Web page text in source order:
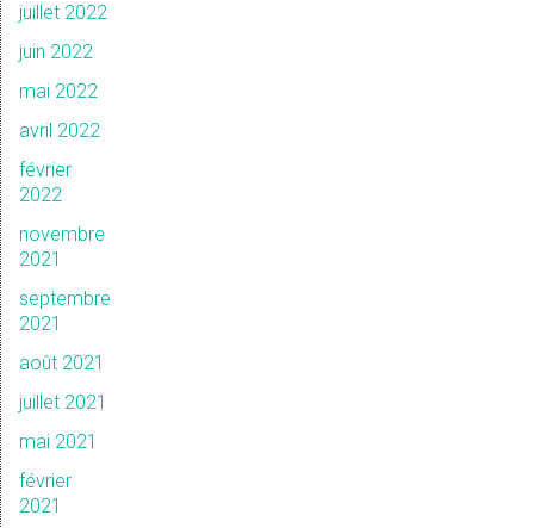
juillet 2022
juin 2022
mai 2022
avril 2022
février
2022
novembre
2021
septembre
2021
août 2021
juillet 2021
mai 2021
février
2021